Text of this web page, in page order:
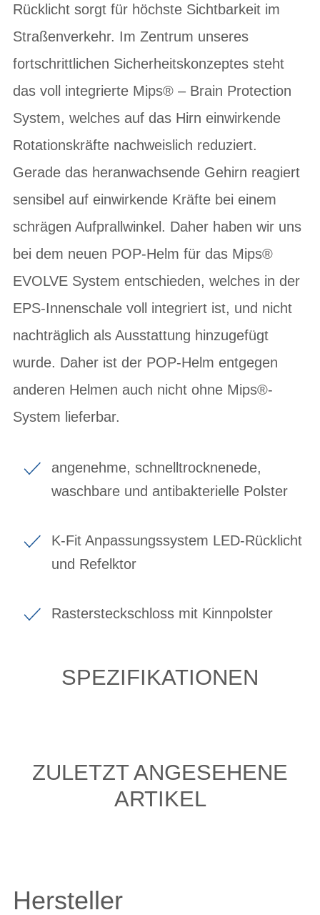
Rücklicht sorgt für höchste Sichtbarkeit im
Straßenverkehr. Im Zentrum unseres
fortschrittlichen Sicherheitskonzeptes steht
das voll integrierte Mips® – Brain Protection
System, welches auf das Hirn einwirkende
Rotationskräfte nachweislich reduziert.
Gerade das heranwachsende Gehirn reagiert
sensibel auf einwirkende Kräfte bei einem
schrägen Aufprallwinkel. Daher haben wir uns
bei dem neuen POP-Helm für das Mips®
EVOLVE System entschieden, welches in der
EPS-Innenschale voll integriert ist, und nicht
nachträglich als Ausstattung hinzugefügt
wurde. Daher ist der POP-Helm entgegen
anderen Helmen auch nicht ohne Mips®-
System lieferbar.
angenehme, schnelltrocknenede,
waschbare und antibakterielle Polster
K-Fit Anpassungssystem LED-Rücklicht
und Refelktor
Rastersteckschloss mit Kinnpolster
SPEZIFIKATIONEN
ZULETZT ANGESEHENE
ARTIKEL
Hersteller